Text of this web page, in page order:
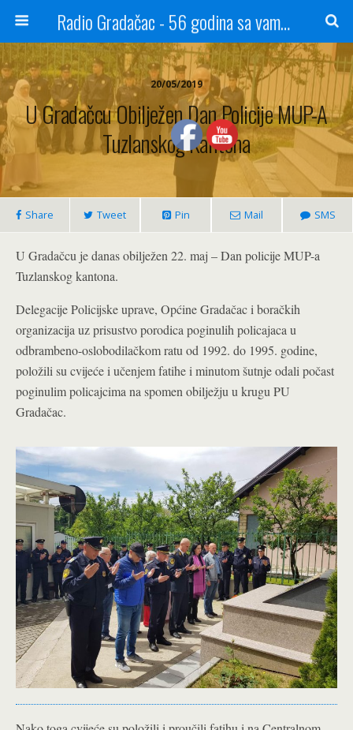
Radio Gradačac - 56 godina sa vama...
20/05/2019
U Gradačcu Obilježen Dan Policije MUP-A
Tuzlanskog Kantona
Share Tweet Pin Mail SMS
U Gradačcu je danas obilježen 22. maj – Dan policije MUP-a
Tuzlanskog kantona.
Delegacije Policijske uprave, Općine Gradačac i boračkih
organizacija uz prisustvo porodica poginulih policajaca u
odbrambeno-oslobodilačkom ratu od 1992. do 1995. godine,
položili su cvijeće i učenjem fatihe i minutom šutnje odali počast
poginulim policajcima na spomen obilježju u krugu PU
Gradačac.